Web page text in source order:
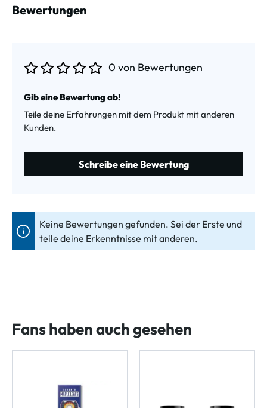
Bewertungen
0 von Bewertungen
Gib eine Bewertung ab!
Teile deine Erfahrungen mit dem Produkt mit anderen
Kunden.
Schreibe eine Bewertung
Keine Bewertungen gefunden. Sei der Erste und
teile deine Erkenntnisse mit anderen.
Fans haben auch gesehen